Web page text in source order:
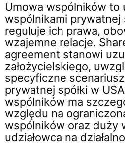
Umowa wspólników to
wspólnikami prywatnej
reguluje ich prawa,
wzajemne relacje.
agreement stanowi
założycielskiego,
specyficzne
prywatnej spółki w
wspólników ma
względu na
wspólników oraz duży
udziałowca na